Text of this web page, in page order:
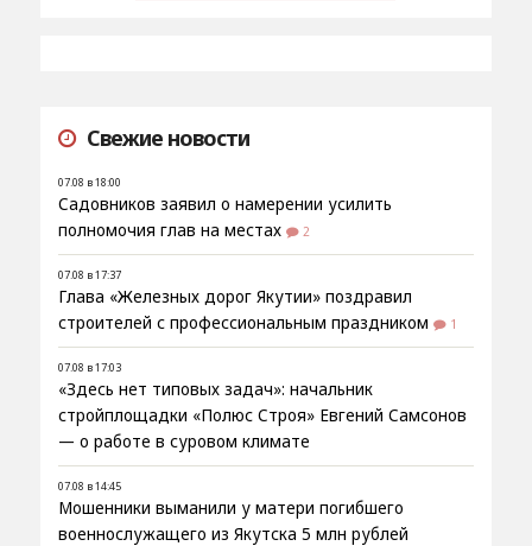
Свежие новости
07.08 в 18:00
Садовников заявил о намерении усилить
полномочия глав на местах
2
07.08 в 17:37
Глава «Железных дорог Якутии» поздравил
строителей с профессиональным праздником
1
07.08 в 17:03
«Здесь нет типовых задач»: начальник
стройплощадки «Полюс Строя» Евгений Самсонов
— о работе в суровом климате
07.08 в 14:45
Мошенники выманили у матери погибшего
военнослужащего из Якутска 5 млн рублей